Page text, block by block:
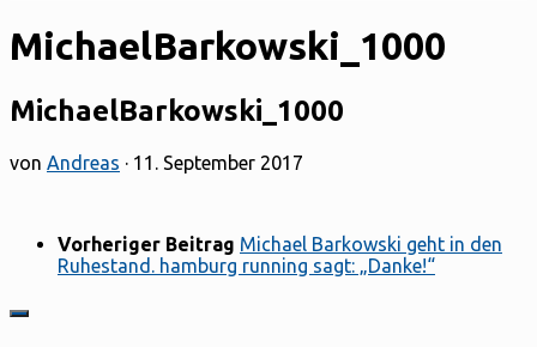
MichaelBarkowski_1000
MichaelBarkowski_1000
von Andreas · 11. September 2017
Vorheriger Beitrag Michael Barkowski geht in den
Ruhestand. hamburg running sagt: „Danke!“